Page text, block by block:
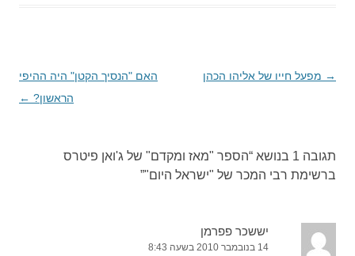
ניווט
→ מפעל חייו של אליהו הכהן
האם "הנסיך הקטן" היה ההיפי
הראשון? ←
תגובה 1 בנושא “
הספר "מאז ומקדם" של ג'ואן פיטרס
ברשימת רבי המכר של "ישראל היום"”
יששכר פפרמן
14 בנובמבר 2010 בשעה 8:43